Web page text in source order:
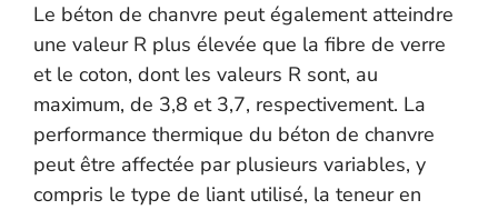
Le béton de chanvre peut également atteindre
une valeur R plus élevée que la fibre de verre
et le coton, dont les valeurs R sont, au
maximum, de 3,8 et 3,7, respectivement. La
performance thermique du béton de chanvre
peut être affectée par plusieurs variables, y
compris le type de liant utilisé, la teneur en